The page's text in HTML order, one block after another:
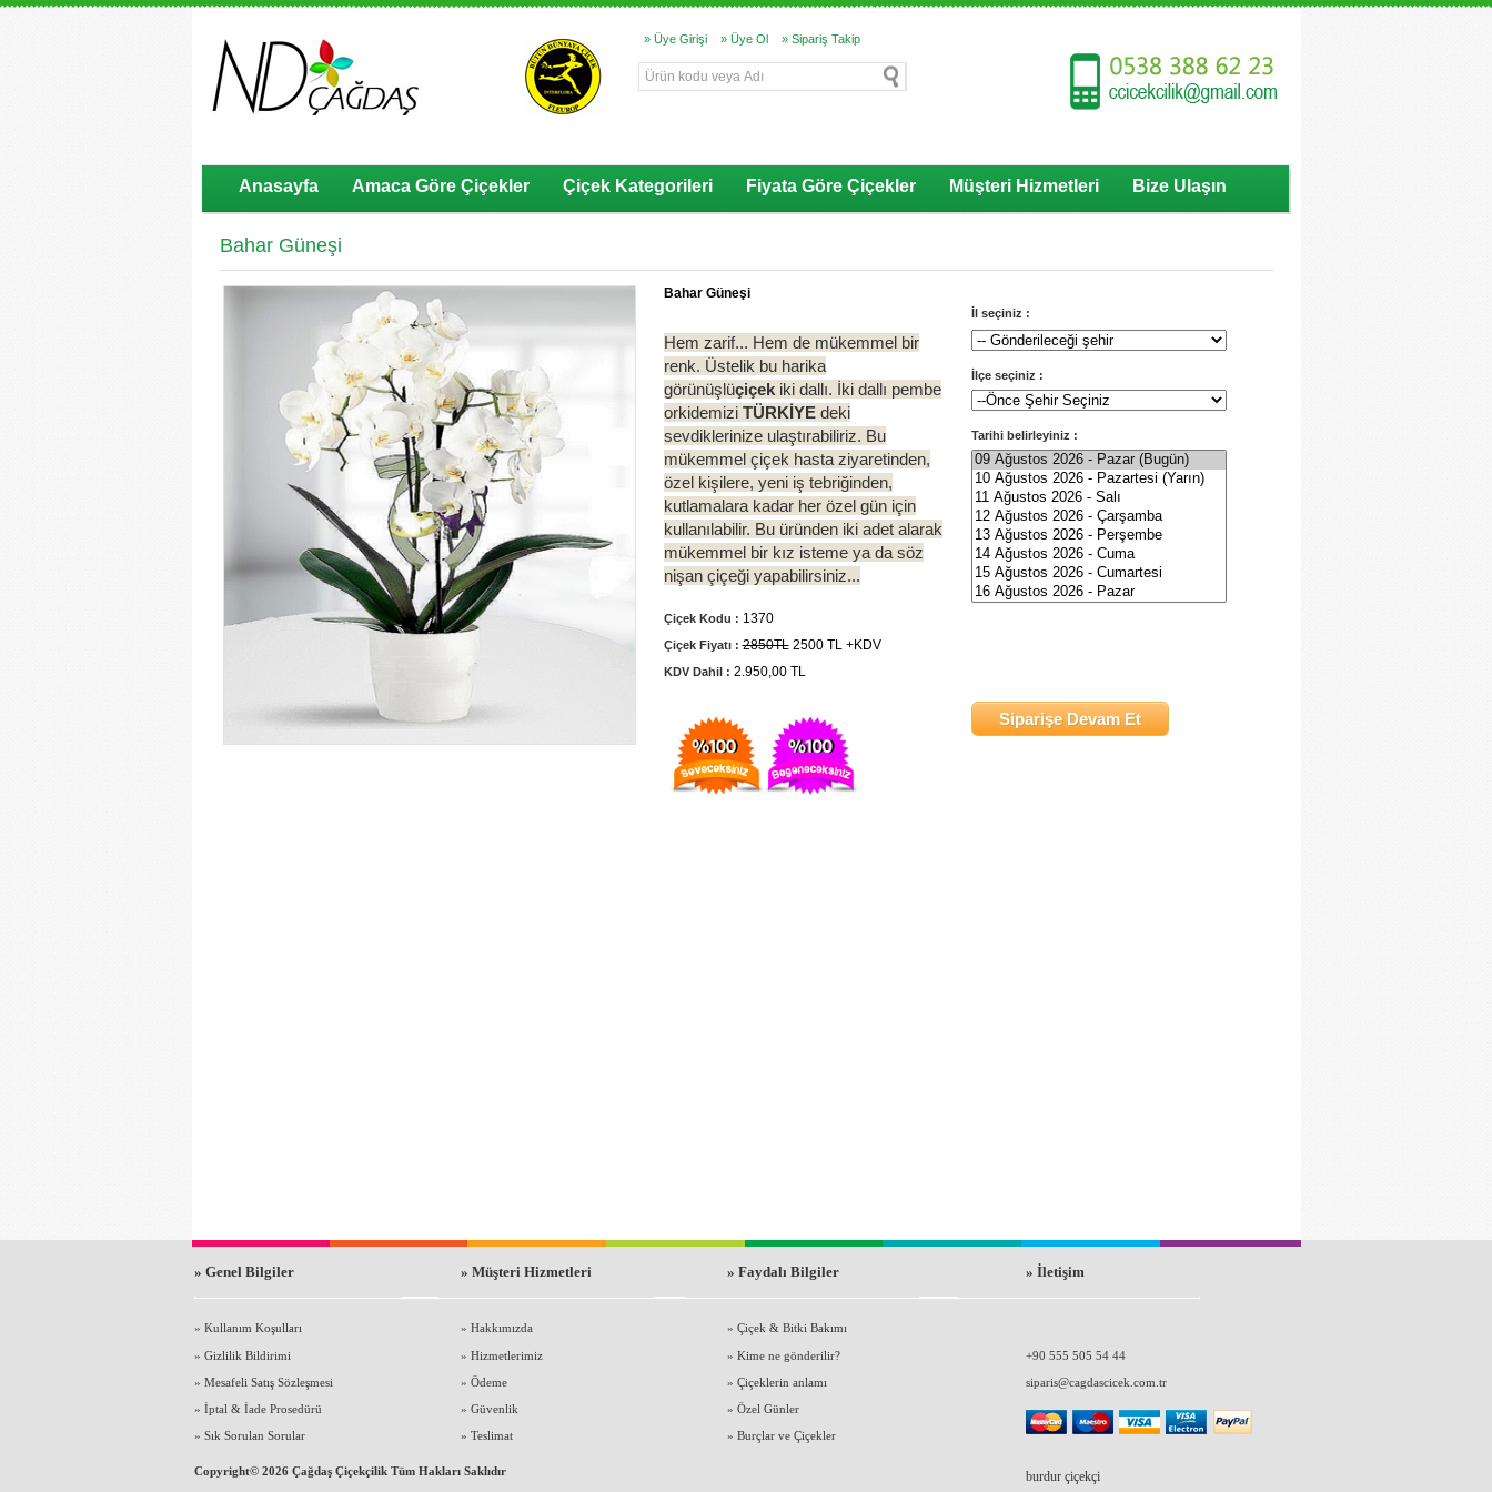
Anasayfa Amaca Göre Çiçekler Çiçek Kategorileri Fiyata Göre Çiçekler Müşteri Hizmetleri Bize Ulaşın
» Üye Girişi » Üye Ol » Sipariş Takip
Bahar Güneşi
Bahar Güneşi
Hem zarif... Hem de mükemmel bir
renk. Üstelik bu harika
görünüşlüçiçek iki dallı. İki dallı pembe
orkidemizi TÜRKİYE deki
sevdiklerinize ulaştırabiliriz. Bu
mükemmel çiçek hasta ziyaretinden,
özel kişilere, yeni iş tebriğinden,
kutlamalara kadar her özel gün için
kullanılabilir. Bu üründen iki adet alarak
mükemmel bir kız isteme ya da söz
nişan çiçeği yapabilirsiniz...
Çiçek Kodu : 1370
Çiçek Fiyatı :2850TL2500 TL +KDV
KDV Dahil : 2.950,00 TL
İl seçiniz :
İlçe seçiniz :
Tarihi belirleyiniz :
» Genel Bilgiler » Müşteri Hizmetleri » Faydalı Bilgiler » İletişim
» Kullanım Koşulları » Hakkımızda » Çiçek & Bitki Bakımı
» Gizlilik Bildirimi » Hizmetlerimiz » Kime ne gönderilir?
+90 555 505 54 44
» Mesafeli Satış Sözleşmesi » Ödeme » Çiçeklerin anlamı
siparis@cagdascicek.com.tr
» İptal & İade Prosedürü » Güvenlik » Özel Günler
» Sık Sorulan Sorular » Teslimat » Burçlar ve Çiçekler
Copyright© 2026 Çağdaş Çiçekçilik Tüm Hakları Saklıdır burdur çiçekçi